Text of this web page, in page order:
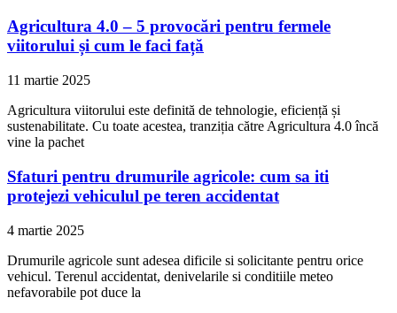
Agricultura 4.0 – 5 provocări pentru fermele
viitorului și cum le faci față
11 martie 2025
Agricultura viitorului este definită de tehnologie, eficiență și
sustenabilitate. Cu toate acestea, tranziția către Agricultura 4.0 încă
vine la pachet
Sfaturi pentru drumurile agricole: cum sa iti
protejezi vehiculul pe teren accidentat
4 martie 2025
Drumurile agricole sunt adesea dificile si solicitante pentru orice
vehicul. Terenul accidentat, denivelarile si conditiile meteo
nefavorabile pot duce la